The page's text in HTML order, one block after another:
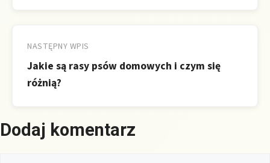
NASTĘPNY WPIS
Jakie są rasy psów domowych i czym się
różnią?
Dodaj komentarz